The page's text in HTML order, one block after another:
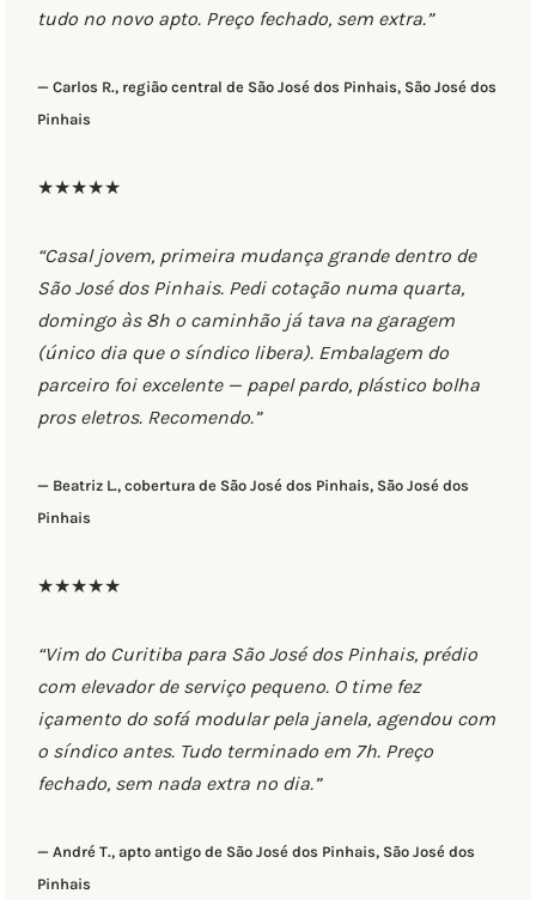
tudo no novo apto. Preço fechado, sem extra.”
— Carlos R., região central de São José dos Pinhais, São José dos
Pinhais
★★★★★
“Casal jovem, primeira mudança grande dentro de
São José dos Pinhais. Pedi cotação numa quarta,
domingo às 8h o caminhão já tava na garagem
(único dia que o síndico libera). Embalagem do
parceiro foi excelente — papel pardo, plástico bolha
pros eletros. Recomendo.”
— Beatriz L., cobertura de São José dos Pinhais, São José dos
Pinhais
★★★★★
“Vim do Curitiba para São José dos Pinhais, prédio
com elevador de serviço pequeno. O time fez
içamento do sofá modular pela janela, agendou com
o síndico antes. Tudo terminado em 7h. Preço
fechado, sem nada extra no dia.”
— André T., apto antigo de São José dos Pinhais, São José dos
Pinhais